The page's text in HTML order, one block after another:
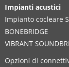
Impianti acustici
Impianto cocleare
BONEBRIDGE
VIBRANT
Opzioni di